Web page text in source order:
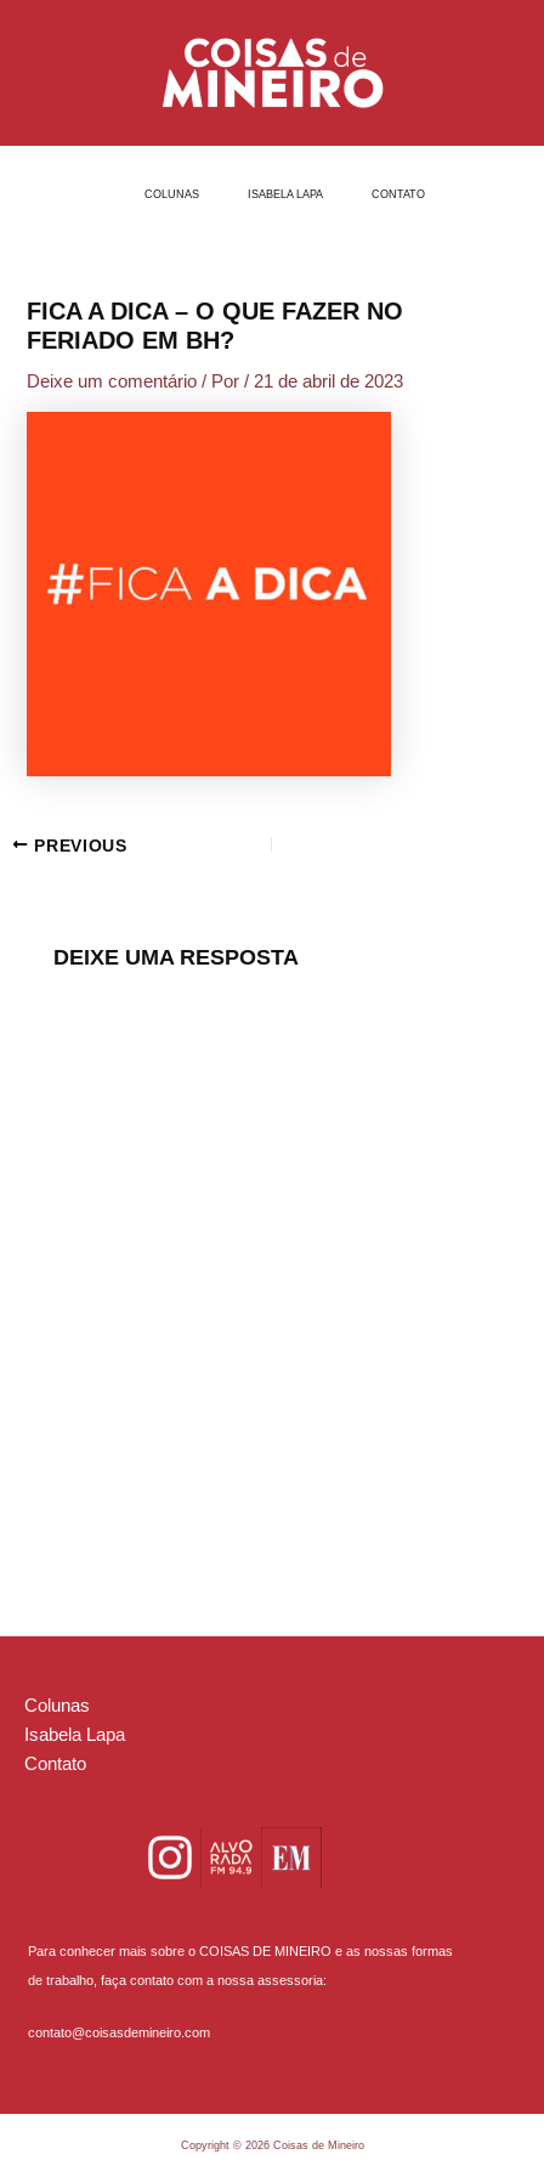
COLUNAS ISABELA LAPA CONTATO
FICA A DICA – O QUE FAZER NO
FERIADO EM BH?
Deixe um comentário / Por/ 21 de abril de 2023
PREVIOUS
DEIXE UMA RESPOSTA
Colunas
Isabela Lapa
Contato
Para conhecer mais sobre o COISAS DE MINEIRO e as nossas formas
de trabalho, faça contato com a nossa assessoria:
contato@coisasdemineiro.com
Copyright © 2026 Coisas de Mineiro